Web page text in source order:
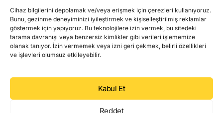
Cihaz bilgilerini depolamak ve/veya erişmek için çerezleri kullanıyoruz.
Bunu, gezinme deneyiminizi iyileştirmek ve kişiselleştirilmiş reklamlar
göstermek için yapıyoruz. Bu teknolojilere izin vermek, bu sitedeki
tarama davranışı veya benzersiz kimlikler gibi verileri işlememize
olanak tanıyor. İzin vermemek veya izni geri çekmek, belirli özellikleri
ve işlevleri olumsuz etkileyebilir.
Kabul Et
Reddet
Gaming Coinleri
RWA Coinleri
DeFi Coinleri
DePIN Coinleri
Metaverse Coinleri
Web 3.0 Coinleri